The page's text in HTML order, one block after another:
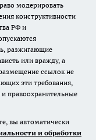
модерировать
конструктивности
РФ и
разжигающие
или вражду, а
ссылок не
эти требования,
правоохранительные
вы автоматически
и обработки